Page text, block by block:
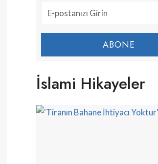
ABONE
İslami Hikayeler